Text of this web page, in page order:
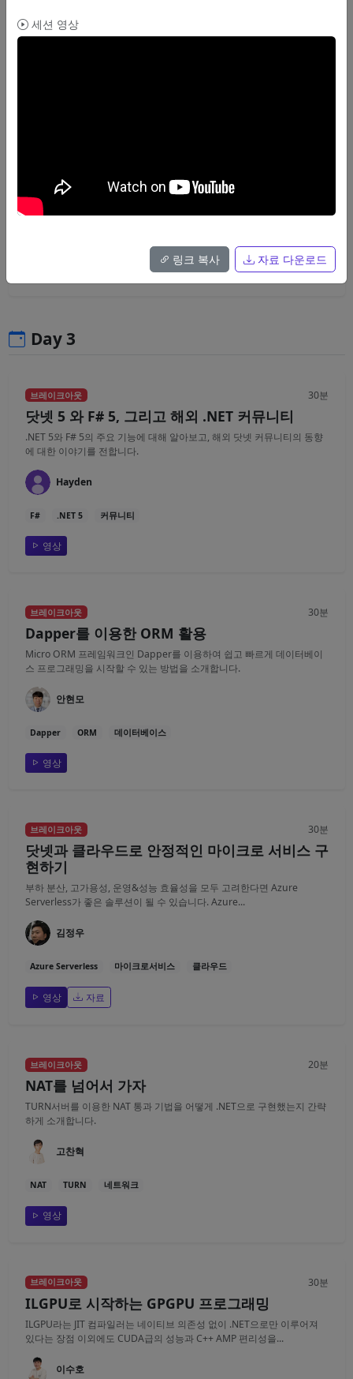
YARP 리버스 프록시
Day 3
브레이크아웃 30분
닷넷 5 와 F# 5, 그리고 해외 .NET 커뮤니티
.NET 5와 F# 5의 주요 기능에 대해 알아보고, 해외 닷넷 커뮤니티의 동향
에 대한 이야기를 전합니다.
Hayden
F# .NET 5 커뮤니티
영상
브레이크아웃 30분
Dapper를 이용한 ORM 활용
Micro ORM 프레임워크인 Dapper를 이용하여 쉽고 빠르게 데이터베이
스 프로그래밍을 시작할 수 있는 방법을 소개합니다.
안현모
Dapper ORM 데이터베이스
영상
브레이크아웃 30분
닷넷과 클라우드로 안정적인 마이크로 서비스 구
현하기
부하 분산, 고가용성, 운영&성능 효율성을 모두 고려한다면 Azure
Serverless가 좋은 솔루션이 될 수 있습니다. Azure...
김정우
Azure Serverless 마이크로서비스 클라우드
영상 자료
브레이크아웃 20분
NAT를 넘어서 가자
TURN서버를 이용한 NAT 통과 기법을 어떻게 .NET으로 구현했는지 간략
하게 소개합니다.
고찬혁
NAT TURN 네트워크
영상
브레이크아웃 30분
ILGPU로 시작하는 GPGPU 프로그래밍
ILGPU라는 JIT 컴파일러는 네이티브 의존성 없이 .NET으로만 이루어져
있다는 장점 이외에도 CUDA급의 성능과 C++ AMP 편리성을...
이수호
세션 영상
링크 복사 자료 다운로드